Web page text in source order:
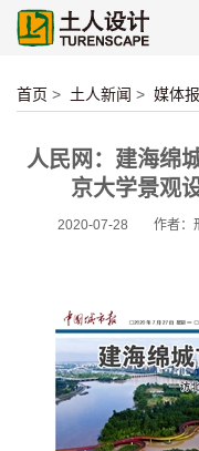
首页 > 土人新闻 > 媒体
人民网：建海绵
京大学景观
2020-07-28 作者：